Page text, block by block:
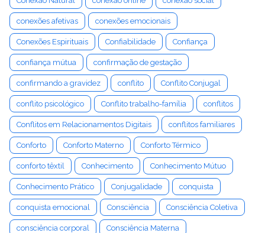
conexões afetivas conexões emocionais
Conexões Espirituais Confiabilidade Confiança
confiança mútua confirmação de gestação
confirmando a gravidez conflito Conflito Conjugal
conflito psicológico Conflito trabalho-família conflitos
Conflitos em Relacionamentos Digitais conflitos familiares
Conforto Conforto Materno Conforto Térmico
conforto têxtil Conhecimento Conhecimento Mútuo
Conhecimento Prático Conjugalidade conquista
conquista emocional Consciência Consciência Coletiva
consciência corporal Consciência Materna